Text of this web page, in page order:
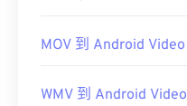
MOV 到 Android Video
WMV 到 Android Video